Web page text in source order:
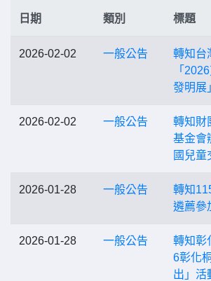
日期 類別 標題
2026-02-02 一般公告
轉知台
「
發明展
2026-02-02 一般公告
轉知財
基金會
國兒童
2026-01-28 一般公告
轉知
遴薦參
2026-01-28 一般公告
轉知彰
6彰化
出」活